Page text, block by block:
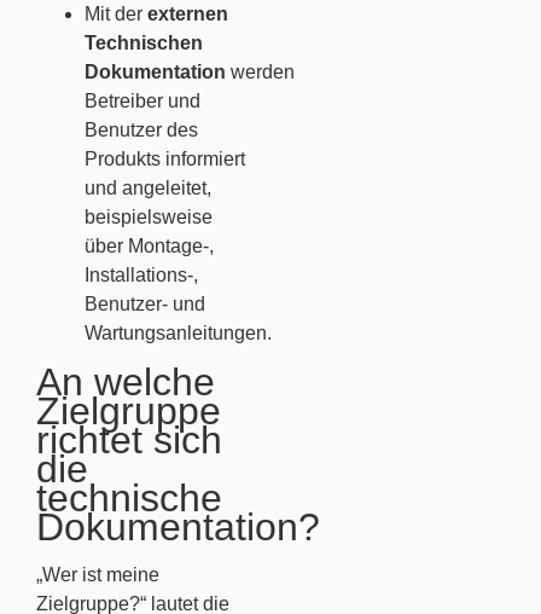
Mit der externen
Technischen
Dokumentation werden
Betreiber und
Benutzer des
Produkts informiert
und angeleitet,
beispielsweise
über Montage-,
Installations-,
Benutzer- und
Wartungsanleitungen.
An welche
Zielgruppe
richtet sich
die
technische
Dokumentation?
„Wer ist meine
Zielgruppe?“ lautet die